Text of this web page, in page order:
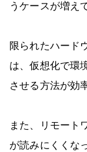
うケースが増え
限られたハード
は、仮想化で環
させる方法が効
また、リモート
が読みにくくな